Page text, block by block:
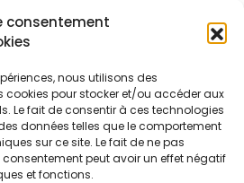
consentement
nous utilisons des
cookies pour stocker et/ou accéder aux
Le fait de consentir à ces technologies
données telles que le comportement
sur ce site. Le fait de ne pas
peut avoir un effet négatif
et fonctions.
récents
à afficher.